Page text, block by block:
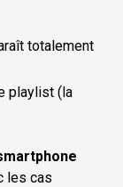
totalement
playlist (la
les cas